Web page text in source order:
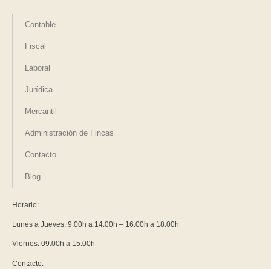
Contable
Fiscal
Laboral
Jurídica
Mercantil
Administración de Fincas
Contacto
Blog
Horario:
Lunes a Jueves: 9:00h a 14:00h – 16:00h a 18:00h
Viernes: 09:00h a 15:00h
Contacto: